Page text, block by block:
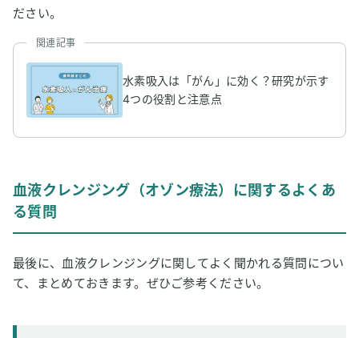
ださい。
関連記事
水素吸入は「がん」に効く？研究が示す
4つの役割と注意点
血液クレンジング（オゾン療法）に関するよくあ
る質問
最後に、血液クレンジングに関してよく聞かれる質問につい
て、まとめておきます。ぜひご参考ください。